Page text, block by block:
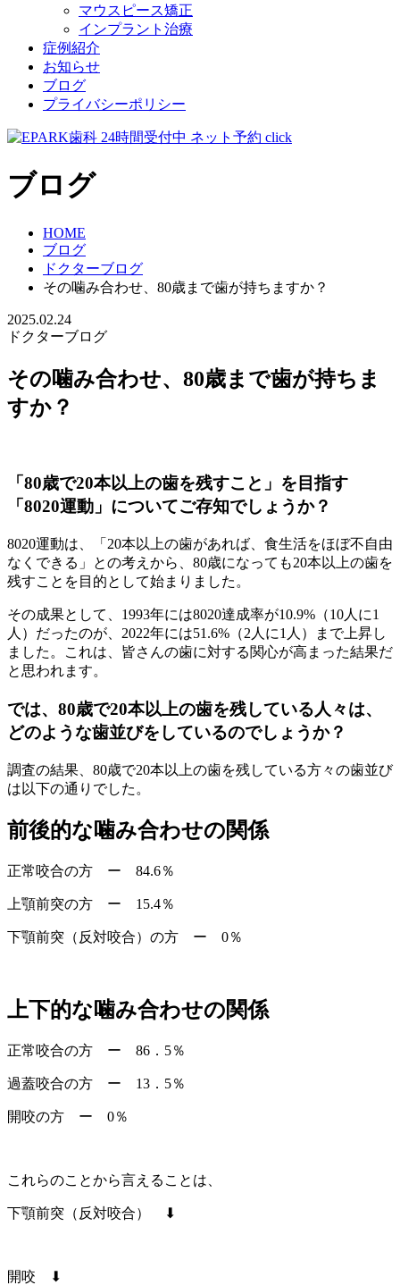
マウスピース矯正
インプラント治療
症例紹介
お知らせ
ブログ
プライバシーポリシー
ブログ
HOME
ブログ
ドクターブログ
その噛み合わせ、80歳まで歯が持ちますか？
2025.02.24
ドクターブログ
その噛み合わせ、80歳まで歯が持ちま
すか？
「80歳で20本以上の歯を残すこと」を目指す
「8020運動」についてご存知でしょうか？
8020運動は、「20本以上の歯があれば、食生活をほぼ不自由
なくできる」との考えから、80歳になっても20本以上の歯を
残すことを目的として始まりました。
その成果として、1993年には8020達成率が10.9%（10人に1
人）だったのが、2022年には51.6%（2人に1人）まで上昇し
ました。これは、皆さんの歯に対する関心が高まった結果だ
と思われます。
では、80歳で20本以上の歯を残している人々は、
どのような歯並びをしているのでしょうか？
調査の結果、80歳で20本以上の歯を残している方々の歯並び
は以下の通りでした。
前後的な噛み合わせの関係
正常咬合の方 ー 84.6％
上顎前突の方 ー 15.4％
下顎前突（反対咬合）の方 ー 0％
上下的な噛み合わせの関係
正常咬合の方 ー 86．5％
過蓋咬合の方 ー 13．5％
開咬の方 ー 0％
これらのことから言えることは、
下顎前突（反対咬合） ⬇
開咬 ⬇